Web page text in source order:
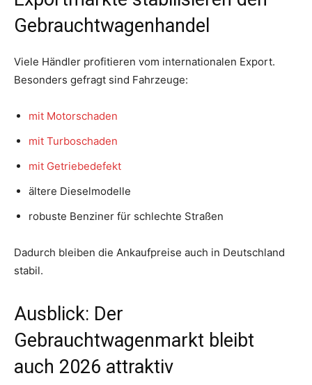
Gebrauchtwagenhandel
Viele Händler profitieren vom internationalen Export.
Besonders gefragt sind Fahrzeuge:
mit Motorschaden
mit Turboschaden
mit Getriebedefekt
ältere Dieselmodelle
robuste Benziner für schlechte Straßen
Dadurch bleiben die Ankaufpreise auch in Deutschland
stabil.
Ausblick: Der
Gebrauchtwagenmarkt bleibt
auch 2026 attraktiv